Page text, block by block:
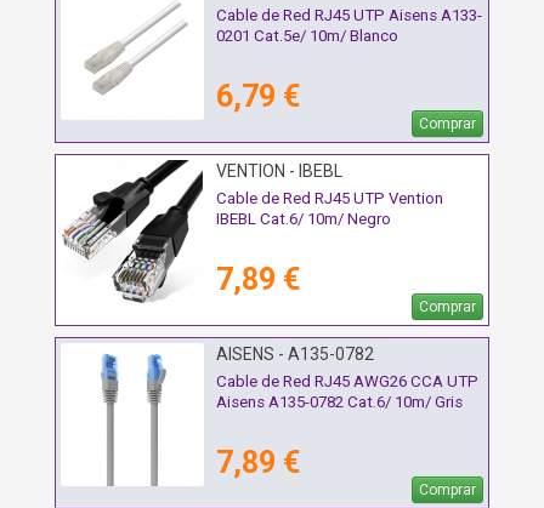
Cable de Red RJ45 UTP Aisens A133-
0201 Cat.5e/ 10m/ Blanco
6,79 €
Comprar
VENTION - IBEBL
Cable de Red RJ45 UTP Vention
IBEBL Cat.6/ 10m/ Negro
7,89 €
Comprar
AISENS - A135-0782
Cable de Red RJ45 AWG26 CCA UTP
Aisens A135-0782 Cat.6/ 10m/ Gris
7,89 €
Comprar